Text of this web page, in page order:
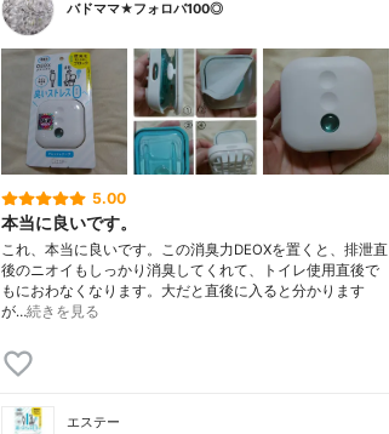
バドママ★フォロバ100◎
5.00
本当に良いです。
これ、本当に良いです。この消臭力DEOXを置くと、排泄直
後のニオイもしっかり消臭してくれて、トイレ使用直後で
もにおわなくなります。大だと直後に入ると分かります
が…続きを見る
エステー